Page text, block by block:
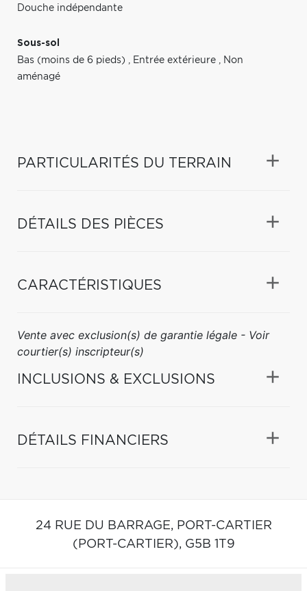
Douche indépendante
Sous-sol
Bas (moins de 6 pieds) , Entrée extérieure , Non
aménagé
PARTICULARITÉS DU TERRAIN
DÉTAILS DES PIÈCES
CARACTÉRISTIQUES
Vente avec exclusion(s) de garantie légale - Voir
courtier(s) inscripteur(s)
INCLUSIONS & EXCLUSIONS
DÉTAILS FINANCIERS
24 RUE DU BARRAGE, PORT-CARTIER
(PORT-CARTIER), G5B 1T9